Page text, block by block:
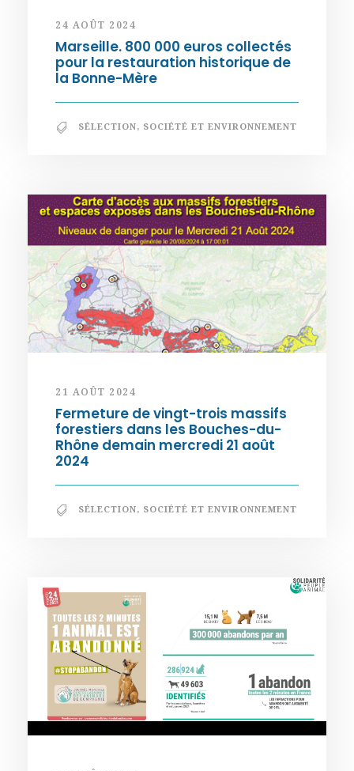
24 AOÛT 2024
Marseille. 800 000 euros collectés
pour la restauration historique de
la Bonne-Mère
SÉLECTION, SOCIÉTÉ ET ENVIRONNEMENT
21 AOÛT 2024
Fermeture de vingt-trois massifs
forestiers dans les Bouches-du-
Rhône demain mercredi 21 août
2024
SÉLECTION, SOCIÉTÉ ET ENVIRONNEMENT